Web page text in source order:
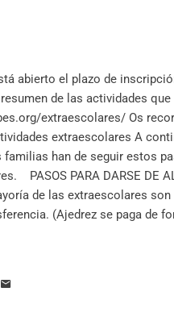
abierto el plazo de
de las actividades
extraescolares/ Os
extraescolares A
familias han de seguir estos
PASOS PARA DARSE DE
de las extraescolares
(Ajedrez se paga de